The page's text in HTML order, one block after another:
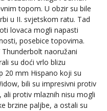
topom. U obzir su bile
u II. svjetskom ratu. Tad
lovaca mogli napasti
posebice topovima.
naoružani
su doći vrlo blizu
20 mm Hispano koji su
bili su impresivni protiv
protiv mlaznih nisu mogli
brzine paljbe, a ostali su